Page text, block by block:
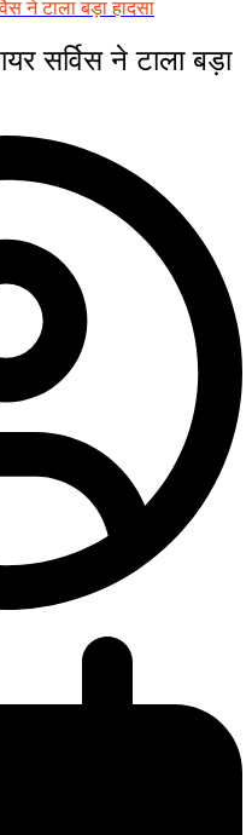
ने टाला बड़ा हादसा
सर्विस ने टाला बड़ा